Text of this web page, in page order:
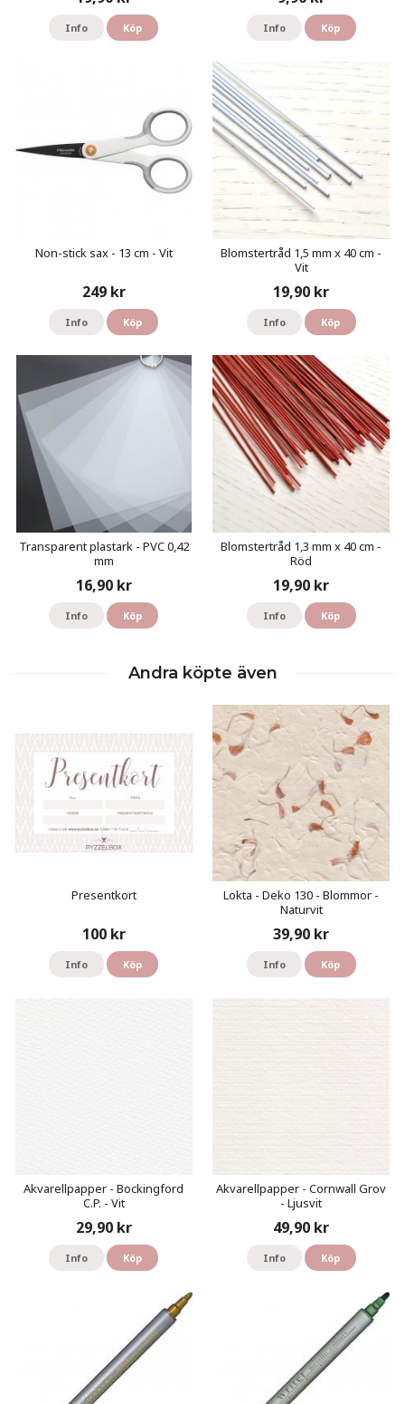
Info Köp Info Köp
Non-stick sax - 13 cm - Vit
249 kr
Info Köp
Blomstertråd 1,5 mm x 40 cm -
Vit
19,90 kr
Info Köp
Transparent plastark - PVC 0,42
mm
16,90 kr
Info Köp
Blomstertråd 1,3 mm x 40 cm -
Röd
19,90 kr
Info Köp
Andra köpte även
Presentkort
100 kr
Info Köp
Lokta - Deko 130 - Blommor -
Naturvit
39,90 kr
Info Köp
Akvarellpapper - Bockingford
C.P. - Vit
29,90 kr
Info Köp
Akvarellpapper - Cornwall Grov
- Ljusvit
49,90 kr
Info Köp